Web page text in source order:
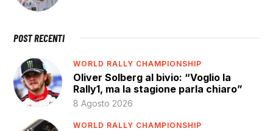
POST RECENTI
WORLD RALLY CHAMPIONSHIP
Oliver Solberg al bivio: “Voglio la
Rally1, ma la stagione parla chiaro”
8 Agosto 2026
WORLD RALLY CHAMPIONSHIP